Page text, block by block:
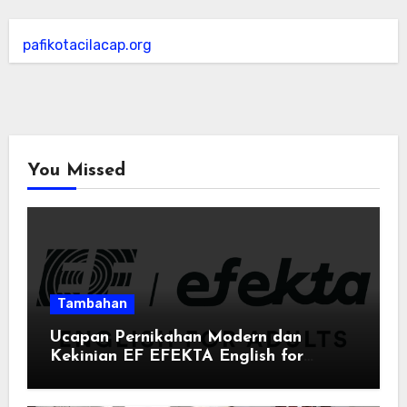
pafikotacilacap.org
You Missed
Tambahan
Ucapan Pernikahan Modern dan
Kekinian EF EFEKTA English for
Momen Spesial Semakin Berarti